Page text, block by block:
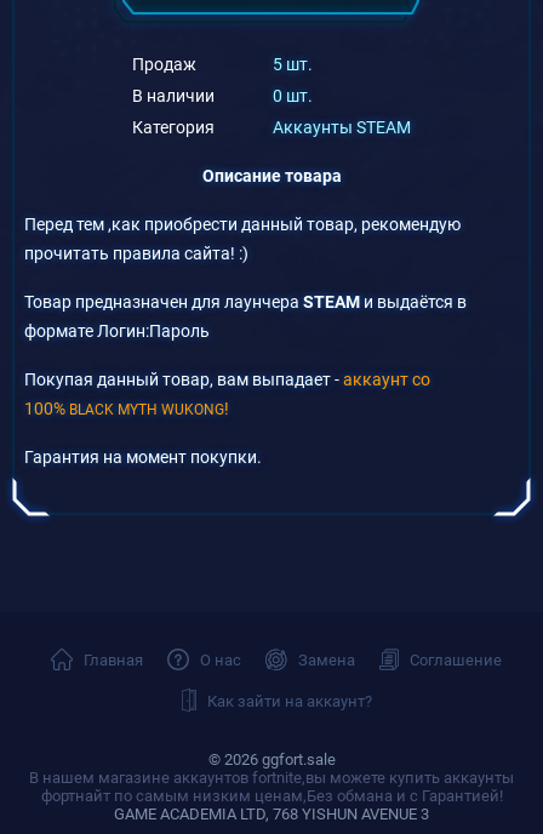
Продаж
5 шт.
В наличии
0 шт.
Категория
Аккаунты STEAM
Описание товара
Перед тем ,как приобрести данный товар, рекомендую
прочитать правила сайта! :)
Товар предназначен для лаунчера STEAMи выдаётся в
формате Логин:Пароль
Покупая данный товар, вам выпадает -аккаунт со
100% BLACK MYTH WUKONG!
Гарантия на момент покупки.
© 2026 ggfort.sale
В нашем магазине аккаунтов fortnite,вы можете купить аккаунты
фортнайт по самым низким ценам,Без обмана и с Гарантией!
GAME ACADEMIA LTD, 768 YISHUN AVENUE 3
Главная О нас Замена
Соглашение
Как зайти на аккаунт?